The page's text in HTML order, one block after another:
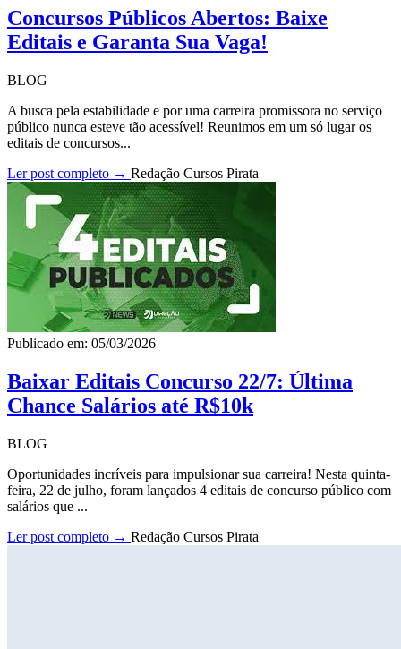
Concursos Públicos Abertos: Baixe
Editais e Garanta Sua Vaga!
BLOG
A busca pela estabilidade e por uma carreira promissora no serviço
público nunca esteve tão acessível! Reunimos em um só lugar os
editais de concursos...
Ler post completo → Redação Cursos Pirata
Publicado em: 05/03/2026
Baixar Editais Concurso 22/7: Última
Chance Salários até R$10k
BLOG
Oportunidades incríveis para impulsionar sua carreira! Nesta quinta-
feira, 22 de julho, foram lançados 4 editais de concurso público com
salários que ...
Ler post completo → Redação Cursos Pirata